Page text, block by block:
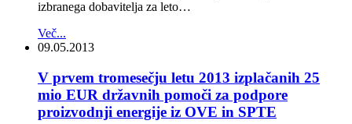
izbranega dobavitelja za leto…
Več...
09.05.2013
V prvem tromesečju letu 2013 izplačanih 25
mio EUR državnih pomoči za podpore
proizvodnji energije iz OVE in SPTE